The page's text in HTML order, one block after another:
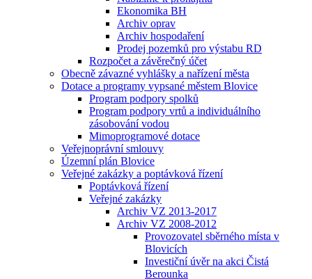
Ekonomika BH
Archiv oprav
Archiv hospodaření
Prodej pozemků pro výstabu RD
Rozpočet a závěrečný účet
Obecně závazné vyhlášky a nařízení města
Dotace a programy vypsané městem Blovice
Program podpory spolků
Program podpory vrtů a individuálního
zásobování vodou
Mimoprogramové dotace
Veřejnoprávní smlouvy
Územní plán Blovice
Veřejné zakázky a poptávková řízení
Poptávková řízení
Veřejné zakázky
Archiv VZ 2013-2017
Archiv VZ 2008-2012
Provozovatel sběrného místa v
Blovicích
Investiční úvěr na akci Čistá
Berounka